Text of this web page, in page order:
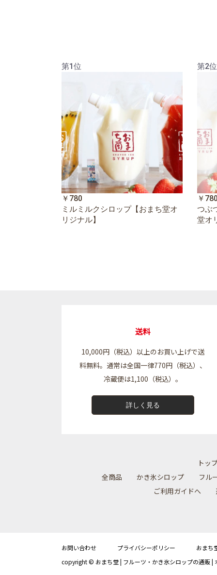
第1位
￥780
ミルミルクシロップ【おまち堂オ
リジナル】
第2位
￥780
つぶ
堂オ
送料
10,000円（税込）以上のお買い上げで送
料無料。通常は全国一律770円（税込）、
冷蔵便は1,100（税込）。
詳しく見る
トッ
全商品
かき氷シロップ フル
ご利用ガイドへ
お問い合わせ プライバシーポリシー おまち
copyright © おまち堂 | フルーツ・かき氷シロップの通販 |